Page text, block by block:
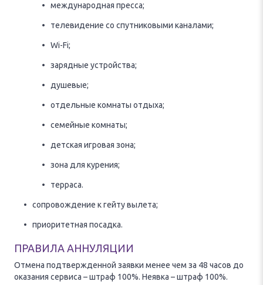
международная пресса;
телевидение со спутниковыми каналами;
Wi-Fi;
зарядные устройства;
душевые;
отдельные комнаты отдыха;
семейные комнаты;
детская игровая зона;
зона для курения;
терраса.
сопровождение к гейту вылета;
приоритетная посадка.
ПРАВИЛА АННУЛЯЦИИ
Отмена подтвержденной заявки менее чем за 48 часов до
оказания сервиса – штраф 100%. Неявка – штраф 100%.